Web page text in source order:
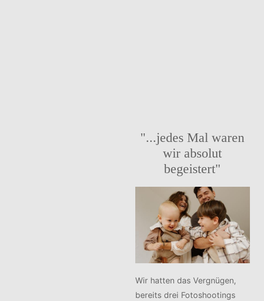
"...jedes Mal waren
wir absolut
begeistert"
Wir hatten das Vergnügen,
bereits drei Fotoshootings